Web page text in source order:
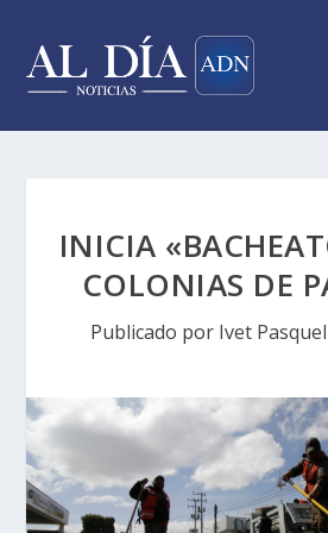
INICIA
COLONIAS DE
Publicado por Ivet Pasquel